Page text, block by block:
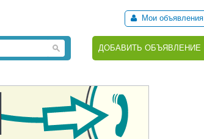
Мои объявления
ДОБАВИТЬ ОБЪЯВЛЕНИЕ